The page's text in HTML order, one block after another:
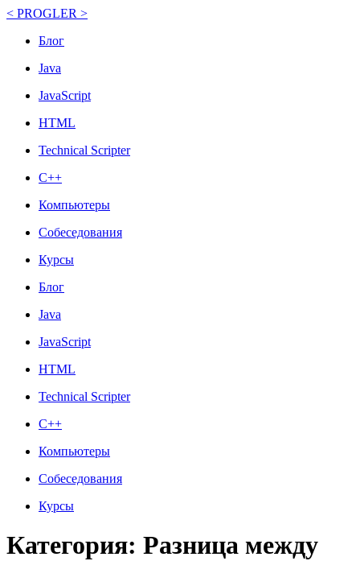
< PROGLER >
Блог
Java
JavaScript
HTML
Technical Scripter
C++
Компьютеры
Собеседования
Курсы
Блог
Java
JavaScript
HTML
Technical Scripter
C++
Компьютеры
Собеседования
Курсы
Категория: Разница между